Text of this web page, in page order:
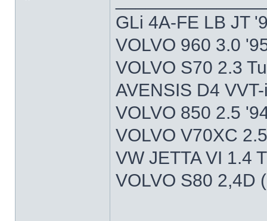
GLi 4A-FE LB JT
VOLVO 960 3.0
VOLVO S70 2.3
AVENSIS D4
VOLVO 850 2.5
VOLVO V70XC
VW JETTA VI 1.4
VOLVO S80 2,4D